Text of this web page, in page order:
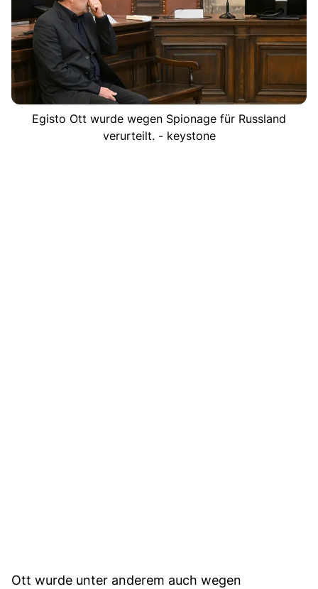
Egisto Ott wurde wegen Spionage für Russland
verurteilt. - keystone
Ott wurde unter anderem auch wegen